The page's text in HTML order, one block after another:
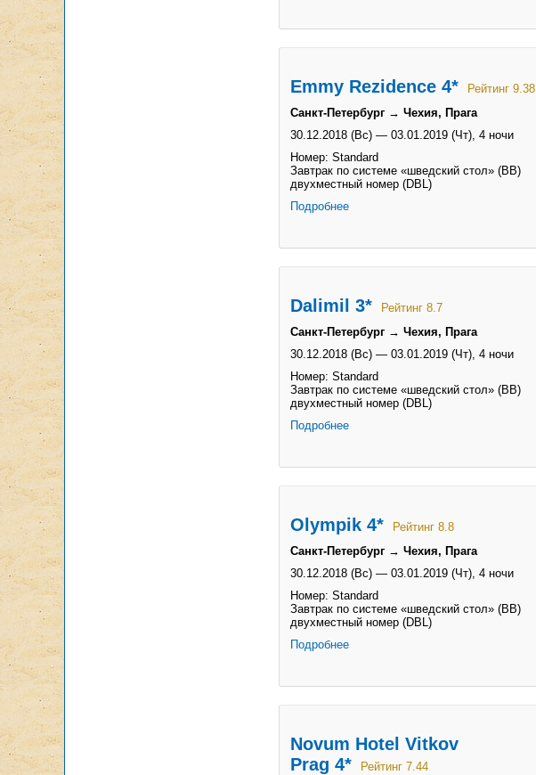
Emmy Rezidence 4*
Рейтинг 9.38
Санкт-Петербург → Чехия, Прага
30.12.2018 (Вс) — 03.01.2019 (Чт), 4 ночи
Номер: Standard
Завтрак по системе «шведский стол» (BB)
двухместный номер (DBL)
Подробнее
Dalimil 3*
Рейтинг 8.7
Санкт-Петербург → Чехия, Прага
30.12.2018 (Вс) — 03.01.2019 (Чт), 4 ночи
Номер: Standard
Завтрак по системе «шведский стол» (BB)
двухместный номер (DBL)
Подробнее
Olympik 4*
Рейтинг 8.8
Санкт-Петербург → Чехия, Прага
30.12.2018 (Вс) — 03.01.2019 (Чт), 4 ночи
Номер: Standard
Завтрак по системе «шведский стол» (BB)
двухместный номер (DBL)
Подробнее
Novum Hotel Vitkov
Prag 4*
Рейтинг 7.44